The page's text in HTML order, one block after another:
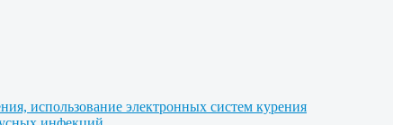
использование электронных систем курения